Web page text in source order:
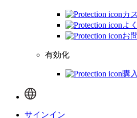
カ
よ
お
有効化
購
サインイン